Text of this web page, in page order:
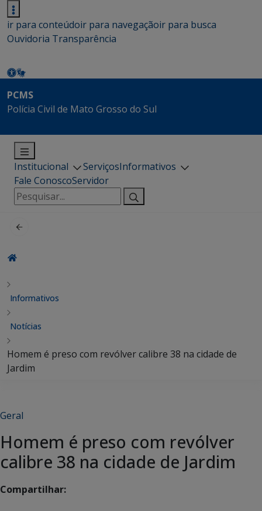
ir para conteúdoir para navegaçãoir para busca
Ouvidoria Transparência
PCMS
Polícia Civil de Mato Grosso do Sul
Institucional ServiçosInformativos
Fale ConoscoServidor
Pesquisar
por:
Informativos
Notícias
Homem é preso com revólver calibre 38 na cidade de
Jardim
Geral
Homem é preso com revólver
calibre 38 na cidade de Jardim
Compartilhar: